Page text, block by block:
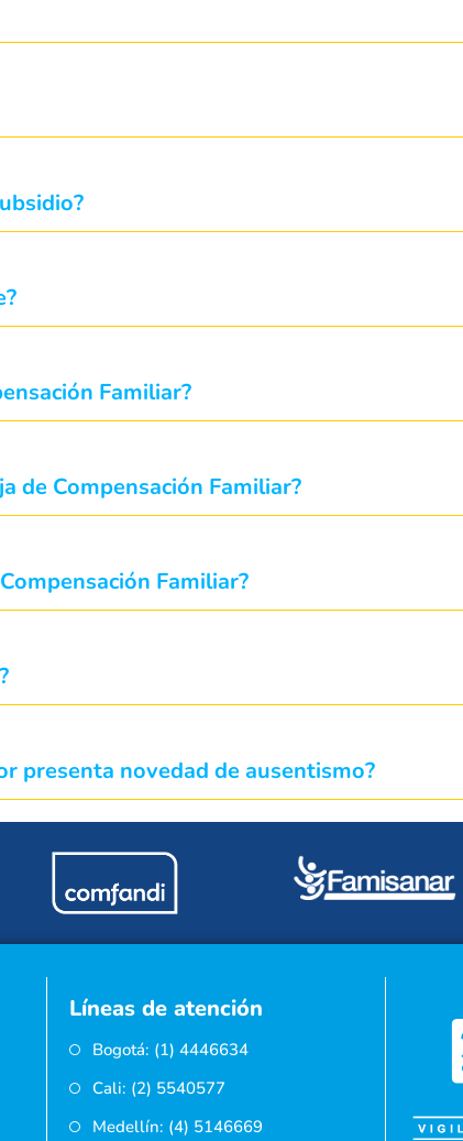
Familiar?
de Compensación Familiar?
Familiar?
presenta novedad de ausentismo?
Líneas de atención
Bogotá: (1) 4446634
Cali: (2) 5540577
Medellín: (4) 5146669